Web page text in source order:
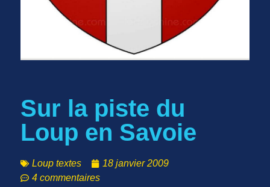
Sur la piste du
Loup en Savoie
Loup textes
18 janvier 2009
4 commentaires